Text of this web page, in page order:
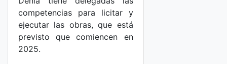
competencias para licitar y
ejecutar las obras, que está
previsto que comiencen en
2025.